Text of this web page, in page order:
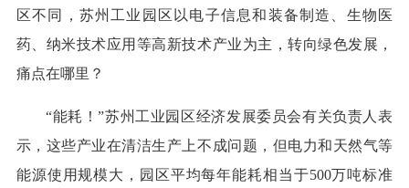
区不同，苏州工业园区以电子信息和装备制造、生物医
药、纳米技术应用等高新技术产业为主，转向绿色发展，
痛点在哪里？
“能耗！”苏州工业园区经济发展委员会有关负责人表
示，这些产业在清洁生产上不成问题，但电力和天然气等
能源使用规模大，园区平均每年能耗相当于500万吨标准